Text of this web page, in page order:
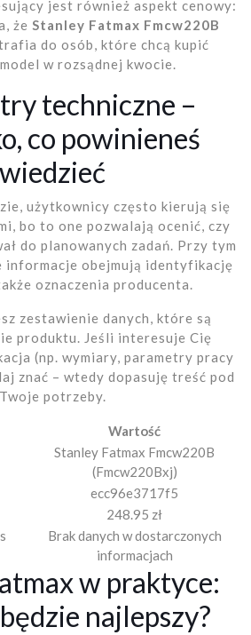
jest również aspekt cenowy:
że Stanley Fatmax Fmcw220B
do osób, które chcą kupić
w rozsądnej kwocie.
techniczne –
co powinieneś
wiedzieć
użytkownicy często kierują się
bo to one pozwalają ocenić, czy
do planowanych zadań. Przy tym
informacje obejmują identyfikację
oznaczenia producenta.
zestawienie danych, które są
produktu. Jeśli interesuje Cię
(np. wymiary, parametry pracy
znać – wtedy dopasuję treść pod
Twoje potrzeby.
Wartość
Stanley Fatmax Fmcw220B
(Fmcw220Bxj)
ecc96e3717f5
248.95 zł
Brak danych w dostarczonych
informacjach
w praktyce:
najlepszy?